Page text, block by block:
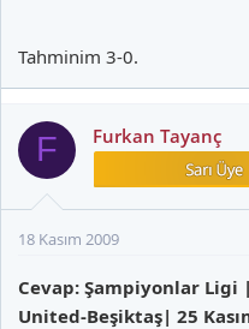
Tahminim 3-0.
F Furkan Tayanç
18 Kasım 2009
Cevap: Şampiyonlar
United-Beşiktaş| 25